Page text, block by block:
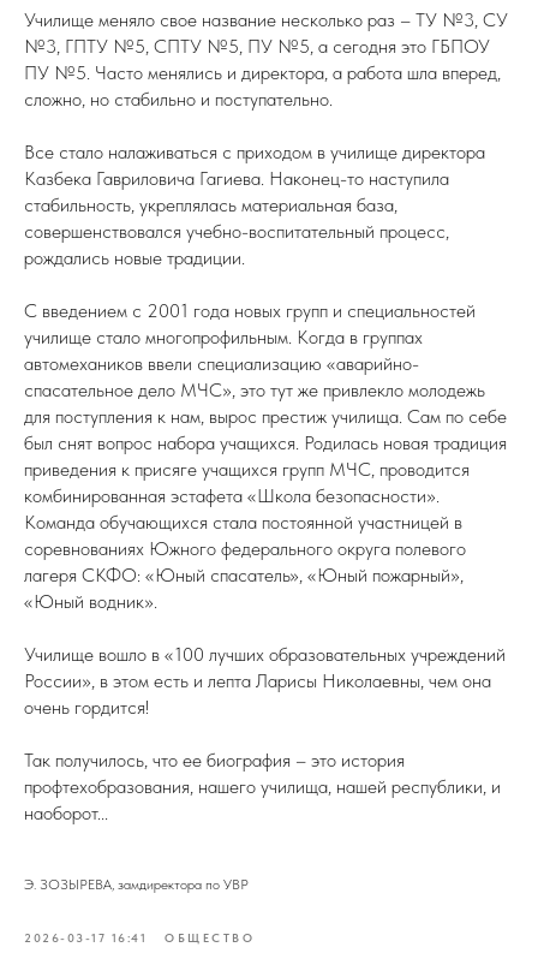
Училище меняло свое название несколько раз – ТУ №3, СУ
№3, ГПТУ №5, СПТУ №5, ПУ №5, а сегодня это ГБПОУ
ПУ №5. Часто менялись и директора, а работа шла вперед,
сложно, но стабильно и поступательно.
Все стало налаживаться с приходом в училище директора
Казбека Гавриловича Гагиева. Наконец-то наступила
стабильность, укреплялась материальная база,
совершенствовался учебно-воспитательный процесс,
рождались новые традиции.
С введением с 2001 года новых групп и специальностей
училище стало многопрофильным. Когда в группах
автомехаников ввели специализацию «аварийно-
спасательное дело МЧС», это тут же привлекло молодежь
для поступления к нам, вырос престиж училища. Сам по себе
был снят вопрос набора учащихся. Родилась новая традиция
приведения к присяге учащихся групп МЧС, проводится
комбинированная эстафета «Школа безопасности».
Команда обучающихся стала постоянной участницей в
соревнованиях Южного федерального округа полевого
лагеря СКФО: «Юный спасатель», «Юный пожарный»,
«Юный водник».
Училище вошло в «100 лучших образовательных учреждений
России», в этом есть и лепта Ларисы Николаевны, чем она
очень гордится!
Так получилось, что ее биография – это история
профтехобразования, нашего училища, нашей республики, и
наоборот...
Э. ЗОЗЫРЕВА, замдиректора по УВР
2026-03-17 16:41 ОБЩЕСТВО